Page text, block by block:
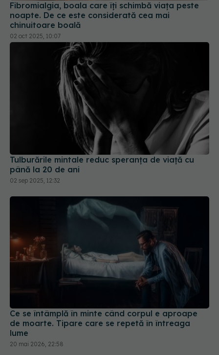
02 oct 2025, 10:07
Tulburările mintale reduc speranța de viață cu
până la 20 de ani
Ce se întâmplă în minte când corpul e aproape
de moarte. Tipare care se repetă în întreaga
20 mai 2026, 22:58